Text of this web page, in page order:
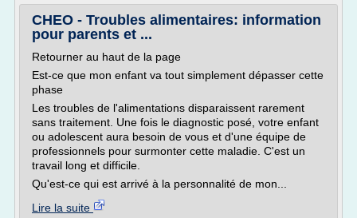
CHEO - Troubles alimentaires: information
pour parents et ...
Retourner au haut de la page
Est-ce que mon enfant va tout simplement dépasser cette
phase
Les troubles de l'alimentations disparaissent rarement
sans traitement. Une fois le diagnostic posé, votre enfant
ou adolescent aura besoin de vous et d'une équipe de
professionnels pour surmonter cette maladie. C'est un
travail long et difficile.
Qu'est-ce qui est arrivé à la personnalité de mon...
Lire la suite